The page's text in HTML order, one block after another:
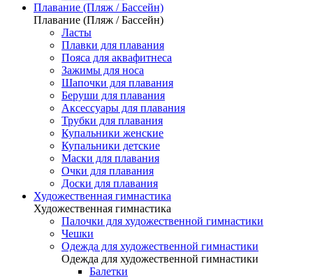
Плавание (Пляж / Бассейн)
Плавание (Пляж / Бассейн)
Ласты
Плавки для плавания
Пояса для аквафитнеса
Зажимы для носа
Шапочки для плавания
Беруши для плавания
Аксессуары для плавания
Трубки для плавания
Купальники женские
Купальники детские
Маски для плавания
Очки для плавания
Доски для плавания
Художественная гимнастика
Художественная гимнастика
Палочки для художественной гимнастики
Чешки
Одежда для художественной гимнастики
Одежда для художественной гимнастики
Балетки